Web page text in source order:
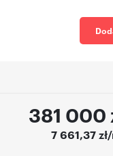
381 000
7 661,37